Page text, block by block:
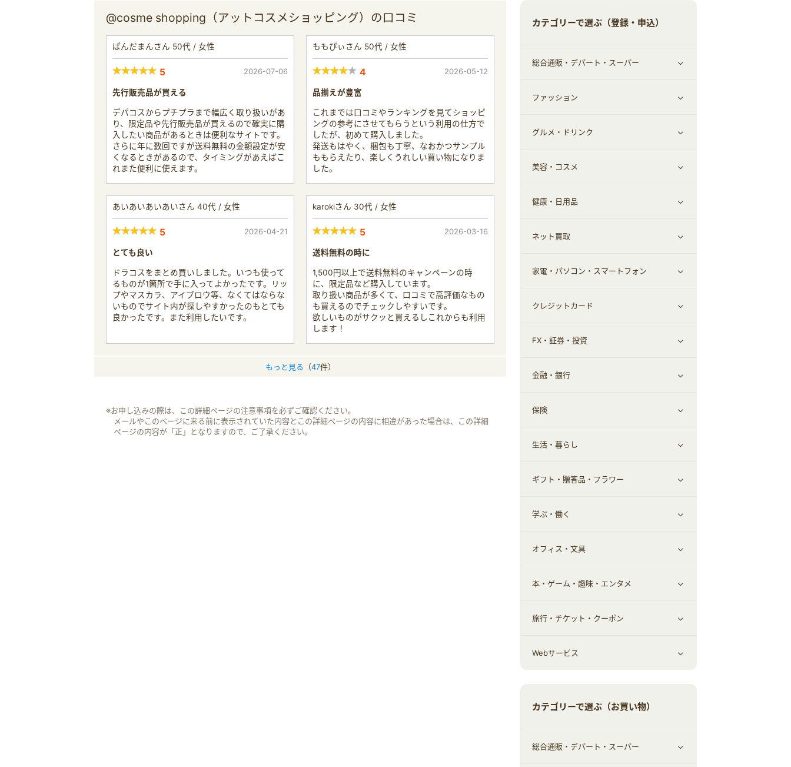
@cosme shopping（アットコスメショッピング）の口コミ
ぱんだまんさん 50代 / 女性
5 2026-07-06
先行販売品が買える
デパコスからプチプラまで幅広く取り扱いがあ
り、限定品や先行販売品が買えるので確実に購
入したい商品があるときは便利なサイトです。
さらに年に数回ですが送料無料の金額設定が安
くなるときがあるので、タイミングがあえばこ
れまた便利に使えます。
ももぴぃさん 50代 / 女性
4 2026-05-12
品揃えが豊富
これまでは口コミやランキングを見てショッピ
ングの参考にさせてもらうという利用の仕方で
したが、初めて購入しました。
発送もはやく、梱包も丁寧、なおかつサンプル
ももらえたり、楽しくうれしい買い物になりま
した。
あいあいあいあいさん 40代 / 女性
5 2026-04-21
とても良い
ドラコスをまとめ買いしました。いつも使って
るものが1箇所で手に入ってよかったです。リッ
プやマスカラ、アイブロウ等、なくてはならな
いものでサイト内が探しやすかったのもとても
良かったです。また利用したいです。
karokiさん 30代 / 女性
5 2026-03-16
送料無料の時に
1,500円以上で送料無料のキャンペーンの時
に、限定品など購入しています。
取り扱い商品が多くて、口コミで高評価なもの
も買えるのでチェックしやすいです。
欲しいものがサクッと買えるしこれからも利用
します！
もっと見る （47件）
※お申し込みの際は、この詳細ページの注意事項を必ずご確認ください。
メールやこのページに来る前に表示されていた内容とこの詳細ページの内容に相違があった場合は、この詳細
ページの内容が「正」となりますので、ご了承ください。
カテゴリーで選ぶ（登録・申込）
総合通販・デパート・スーパー
すべて見る
総合通販
ファッション
すべて見る
ファッション
インナー・下着
スーツ・フォーマル
グルメ・ドリンク
すべて見る
グルメ
お酒
食材宅配
ウォーターサーバー
美容・コスメ
すべて見る
ヘアケア
エステ・サロン
メンズ美容
健康・日用品
すべて見る
スポーツ・フィットネス
日用品・薬局・からだ
ネット買取
すべて見る
ネット買取
家電・パソコン・スマートフォン
すべて見る
家電・パソコン・ソフトウェア
通信・レンタルサーバー
スマホ・携帯電話・SIM
定額制有料コンテンツ
クレジットカード
すべて見る
クレジットカード
FX・証券・投資
すべて見る
証券
仮想通貨
その他投資
金融・銀行
銀行・ネット銀行
キャッシング・ローン
その他金融
保険
すべて見る
保険相談・面談
生活・暮らし
すべて見る
住まい・暮らし
不動産
引越し
エコ・エネルギー
車情報・カーシェア・レンタル
ギフト・贈答品・フラワー
すべて見る
ギフト・贈答品
学ぶ・働く
すべて見る
習い事・学習・学校
仕事・転職
オフィス・文具
すべて見る
オフィス・文具
本・ゲーム・趣味・エンタメ
すべて見る
ゲーム・趣味
旅行・チケット・クーポン
すべて見る
Webサービス
カテゴリーで選ぶ（お買い物）
総合通販・デパート・スーパー